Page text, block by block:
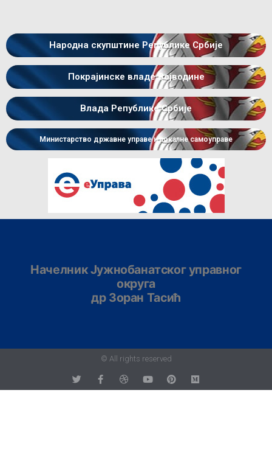
Народна скупштине Републике Србије
Покрајинске владе Војводине
Влада Републике Србије
Министарство државне управе и локалне самоуправе
Начелник Јужнобанатског управног
округа
др Зоран Тасић
© All rights reserved